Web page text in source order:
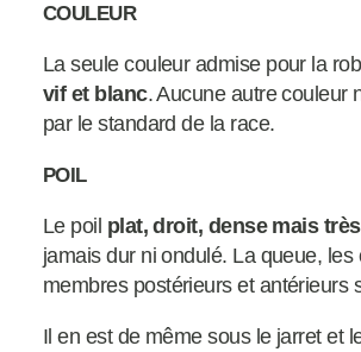
COULEUR
La seule couleur admise pour la
vif et blanc. Aucune autre couleur
par le standard de la race.
POIL
Le poil plat, droit, dense mais
jamais dur ni ondulé. La queue, les
membres postérieurs et antérieurs
Il en est de même sous le jarret et